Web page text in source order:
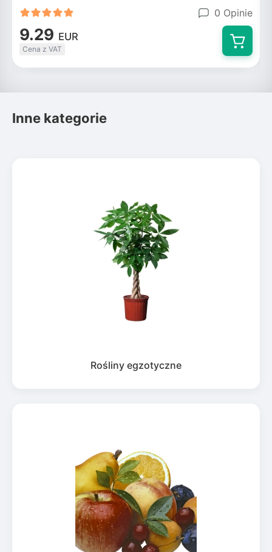
0 Opinie
9.29 EUR
Cena z VAT
Inne kategorie
Rośliny egzotyczne